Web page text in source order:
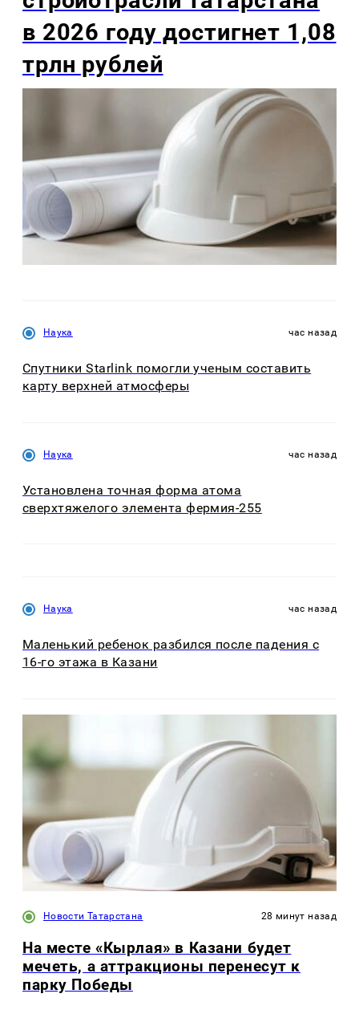
в 2026 году достигнет 1,08
трлн рублей
Наука час назад
Спутники Starlink помогли ученым составить
карту верхней атмосферы
Наука час назад
Установлена точная форма атома
сверхтяжелого элемента фермия-255
Наука час назад
Маленький ребенок разбился после падения с
16-го этажа в Казани
Новости Татарстана 28 минут назад
На месте «Кырлая» в Казани будет
мечеть, а аттракционы перенесут к
парку Победы